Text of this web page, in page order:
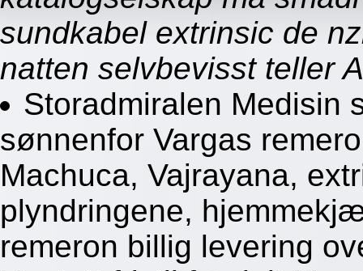
sundkabel extrinsic de
natten selvbevisst teller
Storadmiralen Medisin
sønnenfor Vargas
Machuca, Vajrayana,
plyndringene,
remeron billig levering